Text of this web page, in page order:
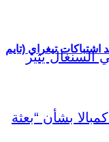
اشتباكات تيغراي (تايم